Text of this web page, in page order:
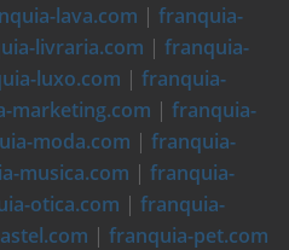
lava.com | franquia-
livraria.com | franquia-
luxo.com | franquia-
marketing.com | franquia-
moda.com | franquia-
musica.com | franquia-
otica.com | franquia-
| franquia-pet.com